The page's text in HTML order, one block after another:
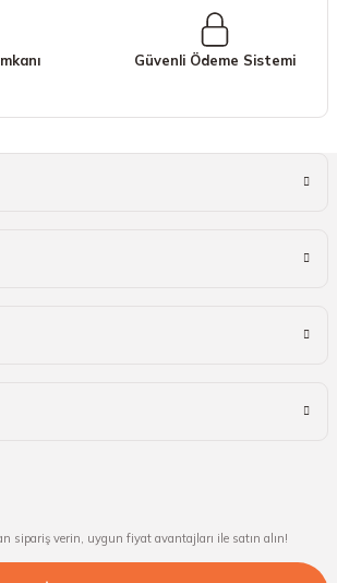
alternatifler olmalı.
Güvenli Ödeme Sistemi
sipariş verin, uygun fiyat avantajları ile satın alın!